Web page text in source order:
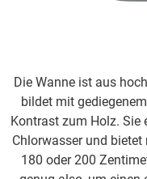
Die Wanne ist aus
bildet mit
Kontrast zum Holz. Sie
Chlorwasser und
180 oder 200